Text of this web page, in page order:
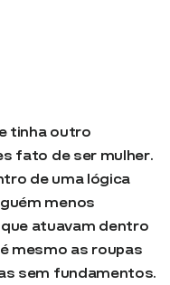
tinha outro
fato de ser mulher.
de uma lógica
menos
atuavam dentro
mesmo as roupas
sem fundamentos.